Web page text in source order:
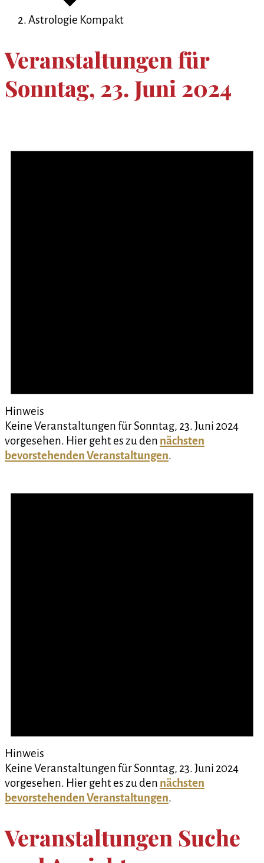
Astrologie Kompakt
Veranstaltungen für
Sonntag, 23. Juni 2024
Hinweis
Keine Veranstaltungen für Sonntag, 23. Juni 2024
vorgesehen. Hier geht es zu den nächsten
bevorstehenden Veranstaltungen.
Hinweis
Keine Veranstaltungen für Sonntag, 23. Juni 2024
vorgesehen. Hier geht es zu den nächsten
bevorstehenden Veranstaltungen.
Veranstaltungen Suche